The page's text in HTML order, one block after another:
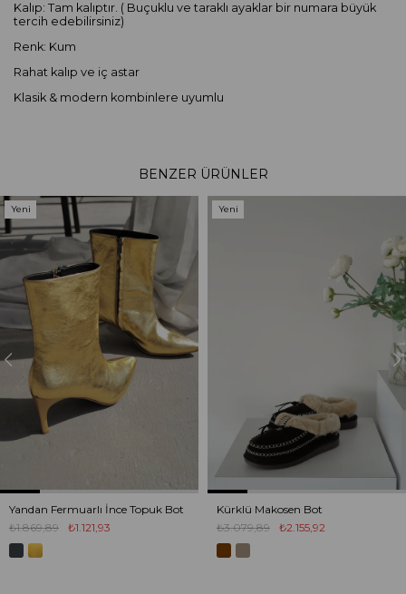
Kalıp: Tam kalıptır. ( Buçuklu ve taraklı ayaklar bir numara büyük
tercih edebilirsiniz)
Renk: Kum
Rahat kalıp ve iç astar
Klasik & modern kombinlere uyumlu
BENZER ÜRÜNLER
Yandan Fermuarlı İnce Topuk Bot
₺1.121,93
₺1.869,89
Yeni
Ürün
Kürklü Makosen Bot
₺2.155,92
₺3.079,89
Yeni